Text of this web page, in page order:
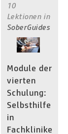
10
Lektionen in
SoberGuides
Module der
vierten
Schulung:
Selbsthilfe
in
Fachklinike